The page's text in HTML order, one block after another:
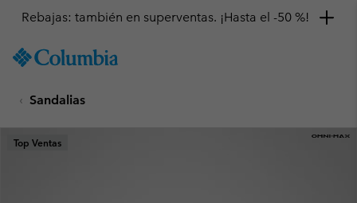
TO
SKIP
MAIN
NAV
Rebajas: también en superventas. ¡Hasta el -50 %!
Sandalias
Top Ventas